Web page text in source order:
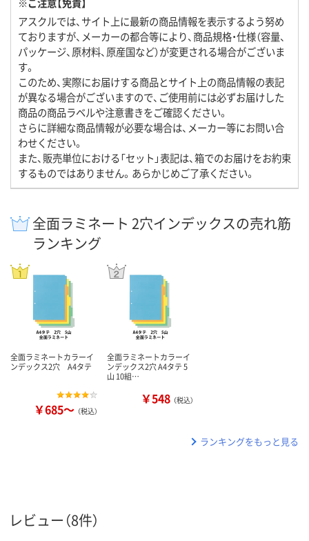
アスクルでは、サイト上に最新の商品情報を表示するよう努め
ておりますが、メーカーの都合等により、商品規格・仕様（容量、
パッケージ、原材料、原産国など）が変更される場合がございま
す。
このため、実際にお届けする商品とサイト上の商品情報の表記
が異なる場合がございますので、ご使用前には必ずお届けした
商品の商品ラベルや注意書きをご確認ください。
さらに詳細な商品情報が必要な場合は、メーカー等にお問い合
わせください。
また、販売単位における「セット」表記は、箱でのお届けをお約束
するものではありません。あらかじめご了承ください。
全面ラミネート 2穴インデックスの売れ筋
ランキング
全面ラミネートカラーイ
ンデックス2穴 A4タテ
￥685～ （税込）
全面ラミネートカラーイ
ンデックス2穴 A4タテ 5
山 10組…
￥548 （税込）
ランキングをもっと見る
レビュー（8件）